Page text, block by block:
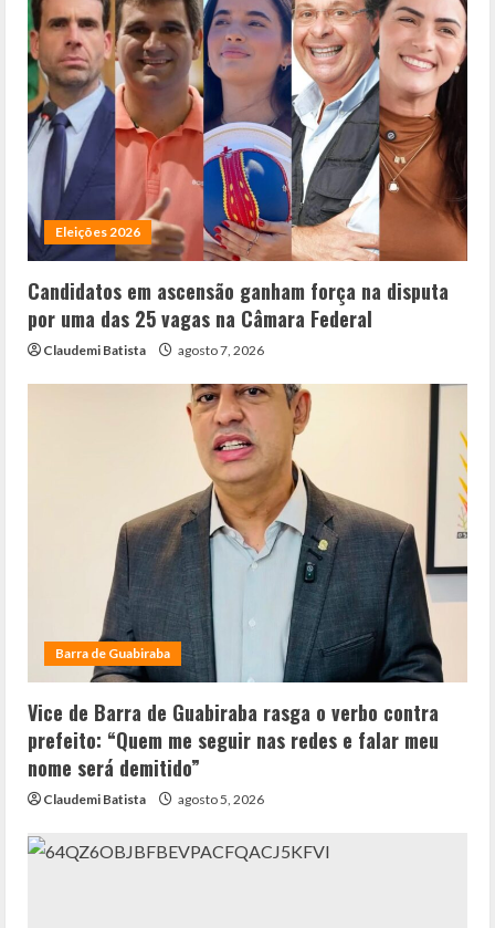
Eleições 2026
Candidatos em ascensão ganham força na disputa
por uma das 25 vagas na Câmara Federal
Claudemi Batista agosto 7, 2026
Barra de Guabiraba
Vice de Barra de Guabiraba rasga o verbo contra
prefeito: “Quem me seguir nas redes e falar meu
nome será demitido”
Claudemi Batista agosto 5, 2026